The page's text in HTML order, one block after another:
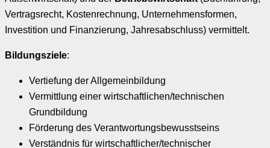
Vertragsrecht, Kostenrechnung, Unternehmensformen,
Investition und Finanzierung, Jahresabschluss) vermittelt.
Bildungsziele:
Vertiefung der Allgemeinbildung
Vermittlung einer wirtschaftlichen/technischen
Grundbildung
Förderung des Verantwortungsbewusstseins
Verständnis für wirtschaftlicher/technischer